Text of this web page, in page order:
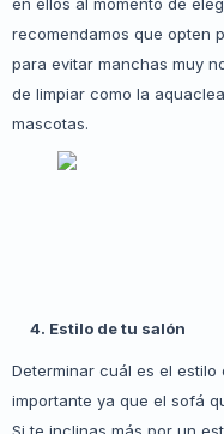
recomendamos que opten
para evitar manchas muy
de limpiar como la
mascotas.
4. Estilo de tu salón
Determinar cuál es el
importante ya que el sofá